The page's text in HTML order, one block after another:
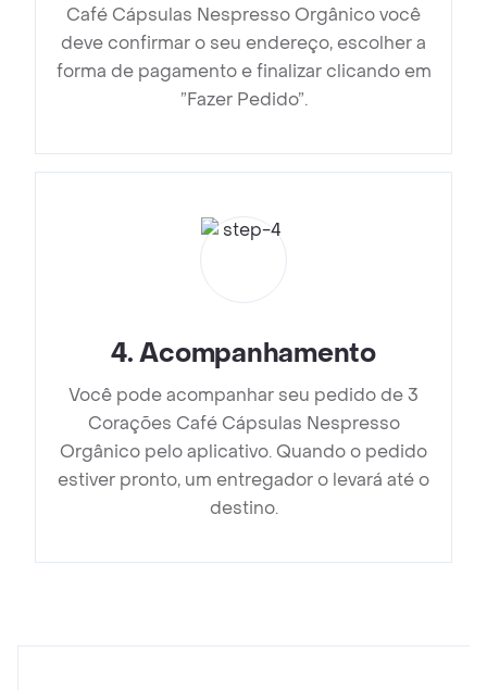
Café Cápsulas Nespresso Orgânico você
deve confirmar o seu endereço, escolher a
forma de pagamento e finalizar clicando em
”Fazer Pedido”.
4.Acompanhamento
Você pode acompanhar seu pedido de 3
Corações Café Cápsulas Nespresso
Orgânico pelo aplicativo. Quando o pedido
estiver pronto, um entregador o levará até o
destino.